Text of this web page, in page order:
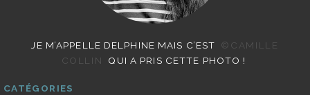
JE M’APPELLE DELPHINE MAIS C’EST
©CAMILLE
COLLIN
QUI A PRIS CETTE PHOTO !
CATÉGORIES